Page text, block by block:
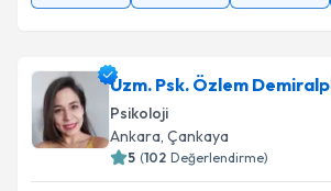
Uzm. Psk. Özlem Demiralp
Psikoloji
Ankara, Çankaya
5 (102 Değerlendirme)